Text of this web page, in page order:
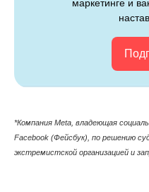
маркетинге и
*Компания Meta, владеющая
Facebook (Фейсбук), по решению
экстремистской организацией и